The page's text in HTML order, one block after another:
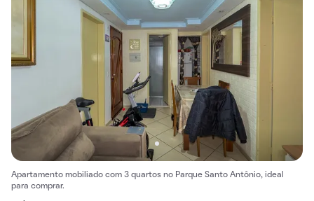
Apartamento mobiliado com 3 quartos no Parque Santo Antônio, ideal
para comprar.